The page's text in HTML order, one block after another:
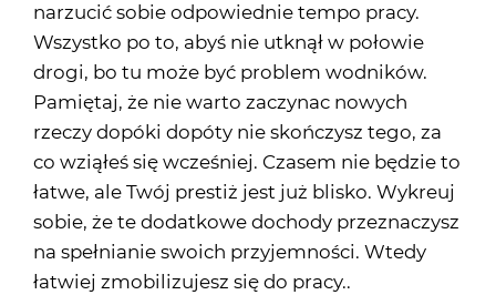
narzucić sobie odpowiednie tempo pracy.
Wszystko po to, abyś nie utknął w połowie
drogi, bo tu może być problem wodników.
Pamiętaj, że nie warto zaczynac nowych
rzeczy dopóki dopóty nie skończysz tego, za
co wziąłeś się wcześniej. Czasem nie będzie to
łatwe, ale Twój prestiż jest już blisko. Wykreuj
sobie, że te dodatkowe dochody przeznaczysz
na spełnianie swoich przyjemności. Wtedy
łatwiej zmobilizujesz się do pracy..